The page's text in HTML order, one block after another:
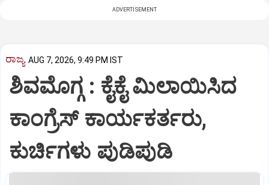
ADVERTISEMENT
ರಾಜ್ಯ AUG 7, 2026, 9:49 PM IST
ಶಿವಮೊಗ್ಗ : ಕೈಕೈ ಮಿಲಾಯಿಸಿದ
ಕಾಂಗ್ರೆಸ್ ಕಾರ್ಯಕರ್ತರು,
ಕುರ್ಚಿಗಳು ಪುಡಿಪುಡಿ